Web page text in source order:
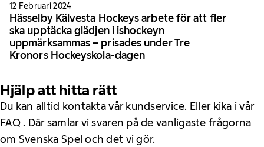
12 Februari 2024
Hässelby Kälvesta Hockeys arbete för att fler
ska upptäcka glädjen i ishockeyn
uppmärksammas – prisades under Tre
Kronors Hockeyskola-dagen
Hjälp att hitta rätt
Du kan alltid kontakta vår kundservice. Eller kika i vår
FAQ . Där samlar vi svaren på de vanligaste frågorna
om Svenska Spel och det vi gör.